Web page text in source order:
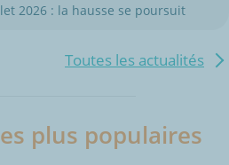
2026 : la hausse se poursuit
Toutes les actualités
plus populaires